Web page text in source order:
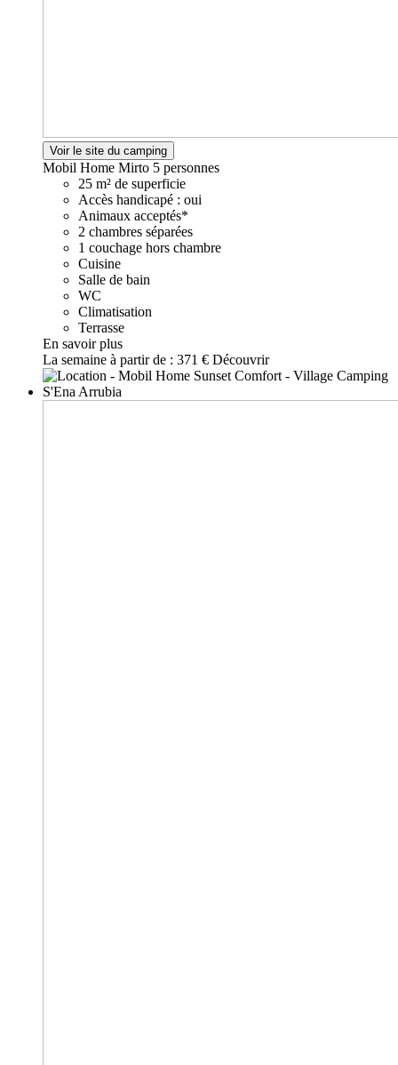
Voir le site du camping
Mobil Home Mirto 5 personnes
25 m² de superficie
Accès handicapé : oui
Animaux acceptés*
2 chambres séparées
1 couchage hors chambre
Cuisine
Salle de bain
WC
Climatisation
Terrasse
En savoir plus
La semaine à partir de : 371 € Découvrir